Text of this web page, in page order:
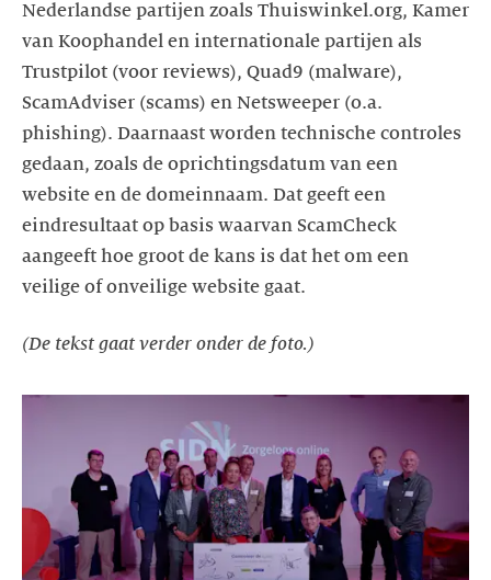
Nederlandse partijen zoals Thuiswinkel.org, Kamer
van Koophandel en internationale partijen als
Trustpilot (voor reviews), Quad9 (malware),
ScamAdviser (scams) en Netsweeper (o.a.
phishing). Daarnaast worden technische controles
gedaan, zoals de oprichtingsdatum van een
website en de domeinnaam. Dat geeft een
eindresultaat op basis waarvan ScamCheck
aangeeft hoe groot de kans is dat het om een
veilige of onveilige website gaat.
(De tekst gaat verder onder de foto.)